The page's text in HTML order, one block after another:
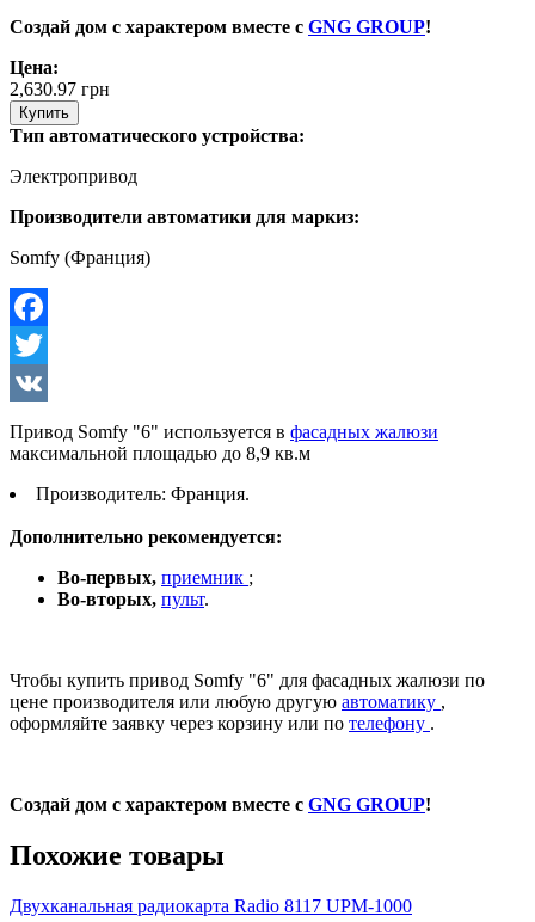
Создай дом с характером вместе с GNG GROUP!
Цена:
2,630.97 грн
Купить
Тип автоматического устройства:
Электропривод
Производители автоматики для маркиз:
Somfy (Франция)
Facebook
Twitter
VK
Привод Somfy "6" используется в фасадных жалюзи
максимальной площадью до 8,9 кв.м
Производитель: Франция.
Дополнительно рекомендуется:
Во-первых, приемник ;
Во-вторых, пульт.
Чтобы купить привод Somfy "6" для фасадных жалюзи по
цене производителя или любую другую автоматику ,
оформляйте заявку через корзину или по телефону .
Создай дом с характером вместе с GNG GROUP!
Похожие товары
Двухканальная радиокарта Radio 8117 UPM-1000